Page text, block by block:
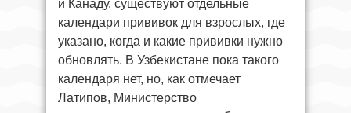
и Канаду, существуют отдельные
календари прививок для взрослых, где
указано, когда и какие прививки нужно
обновлять. В Узбекистане пока такого
календаря нет, но, как отмечает
Латипов, Министерство